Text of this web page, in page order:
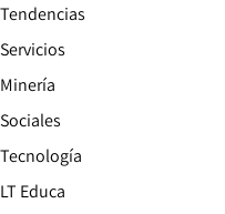
Tendencias
Servicios
Minería
Sociales
Tecnología
LT Educa